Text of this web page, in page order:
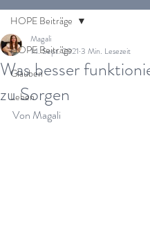
HOPE Beiträge
Glauben
Leben
HOPE Beiträge
Was besser
zu Sorgen
Magali
14. Sept. 2021 3 Min. Lesezeit
Von Magali